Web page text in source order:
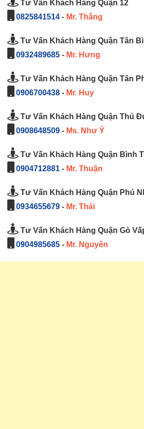
Tư Vấn Khách Hàng Quận 12
0825841514 - Mr. Thắng
Tư Vấn Khách Hàng Quận Tân
0932489685 - Mr. Hưng
Tư Vấn Khách Hàng Quận Tân
0906700438 - Mr. Huy
Tư Vấn Khách Hàng Quận Thủ
0908648509 - Ms. Như Ý
Tư Vấn Khách Hàng Quận Bình
0904712881 - Mr. Thuận
Tư Vấn Khách Hàng Quận Phú
0934655679 - Mr. Thái
Tư Vấn Khách Hàng Quận Gò
0904985685 - Mr. Nguyên